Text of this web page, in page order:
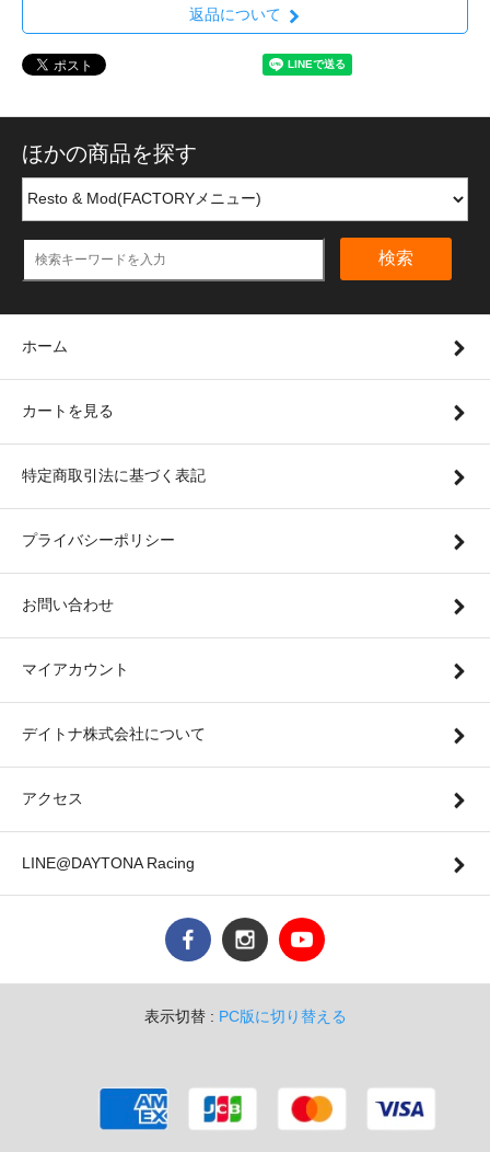
返品について
ほかの商品を探す
検索
ホーム
カートを見る
特定商取引法に基づく表記
プライバシーポリシー
お問い合わせ
マイアカウント
デイトナ株式会社について
アクセス
LINE@DAYTONA Racing
表示切替 : PC版に切り替える